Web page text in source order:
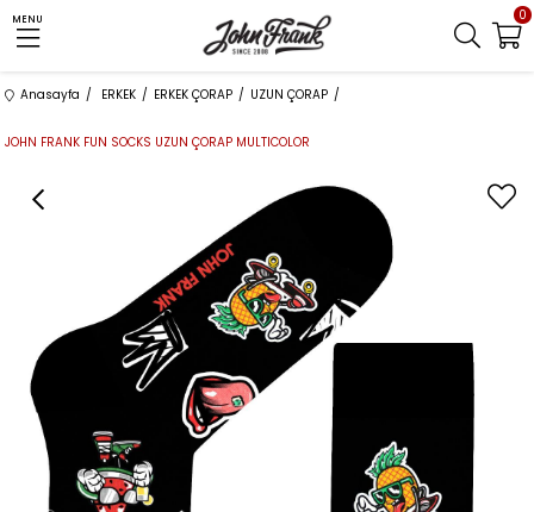
MENU 0
Anasayfa ERKEK ERKEK ÇORAP UZUN ÇORAP
JOHN FRANK FUN SOCKS UZUN ÇORAP MULTICOLOR